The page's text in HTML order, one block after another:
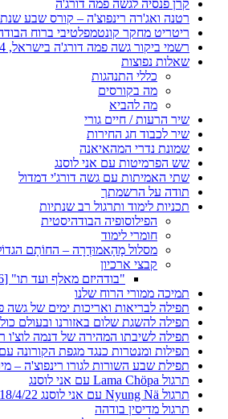
קרן פנסיה לגשה פמה דורג'ה
רטנה ואג'רה רינפוצ'ה – קורס שבע
ריטריט מחקר קונטמפלטיבי ברוח
רשמי ביקור גשה פמה דורג'ה בישראל, 14 במאי – 4 ביוני 2014
שאלות נפוצות
כללי התנהגות
מה בקורסים
מה להביא
שיר הרעות / חיים גורי
שיר לכבוד חג החירות
שמונת נדרי המהאיאנה
שש הפרמיטות עם אני לוסנג
שתי האמיתות עם גשה דורג'י דמדול
תודה על הרשמתך
תכניות לימוד ותרגול רב שנתיות
הפילוסופיה הבודהיסטית
חומרי לימוד
מסלול מָהָאמוּדְרָה – החוֹתָם
קבצי ארכיון
"בודהיזם מאלף ועד תו" [2010-2016]
תמיכה ממורי הרוח שלנו
תפילה לבריאות ואריכות ימים של גשה
תפילה להשגת שלום באזורנו ובעולם
תפילה לשיבתו המהירה של דנמה לוצ'ו
תפילות ומנטרות כנגד מגפת הקורונה עם
תפילת שבע השורות לגורו רינפוצ'ה –
תרגול Lama Chöpa עם אני לוסנג
תרגול Nyung Nä עם אני לוסנג 12-18/4/22
תרגול מדיסין בודהה